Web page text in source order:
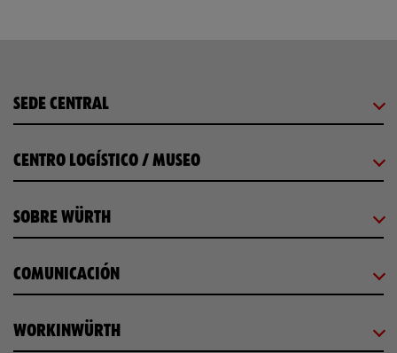
SEDE CENTRAL
CENTRO LOGÍSTICO / MUSEO
SOBRE WÜRTH
COMUNICACIÓN
WORKINWÜRTH